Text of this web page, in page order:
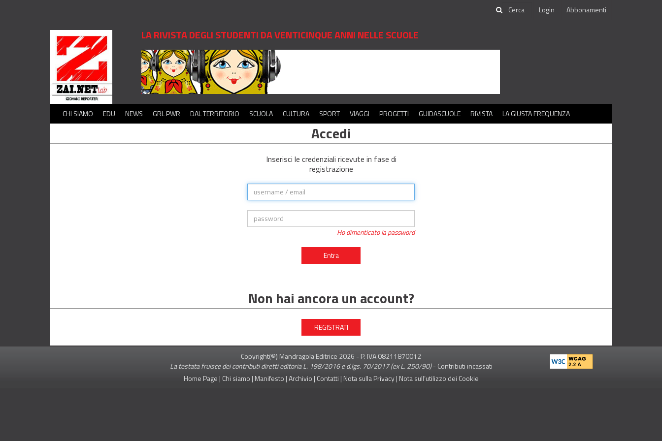
Login Abbonamenti
LA RIVISTA DEGLI STUDENTI DA VENTICINQUE ANNI NELLE SCUOLE
CHI SIAMO EDU NEWS GRL PWR DAL TERRITORIO SCUOLA CULTURA SPORT VIAGGI PROGETTI GUIDASCUOLE RIVISTA LA GIUSTA FREQUENZA
Accedi
Inserisci le credenziali ricevute in fase di
registrazione
Ho dimenticato la password
Entra
Non hai ancora un account?
REGISTRATI
Copyright(©) Mandragola Editrice 2026 - P. IVA 08211870012
La testata fruisce dei contributi diretti editoria L. 198/2016 e d.lgs. 70/2017 (ex L. 250/90)-Contributi incassati
Home Page | Chi siamo | Manifesto |Archivio | Contatti | Nota sulla Privacy| Nota sull’utilizzo dei Cookie